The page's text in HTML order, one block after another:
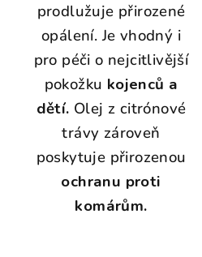
prodlužuje přirozené
opálení. Je vhodný i
pro péči o nejcitlivější
pokožku kojenců a
dětí. Olej z citrónové
trávy zároveň
poskytuje přirozenou
ochranu proti
komárům.